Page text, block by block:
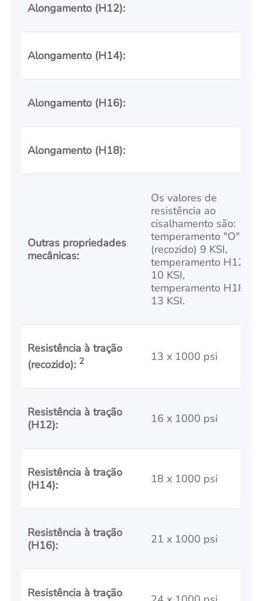
Alongamento (H12):
Alongamento (H14):
Alongamento (H16):
Alongamento (H18):
Outras propriedades
mecânicas:
Os valores de
resistência ao
cisalhamento são:
temperamento "O"
(recozido) 9 KSI,
temperamento H12
10 KSI,
temperamento H18
13 KSI.
Resistência à tração
(recozido): 2 13 x 1000 psi
Resistência à tração
(H12):
16 x 1000 psi
Resistência à tração
(H14):
18 x 1000 psi
Resistência à tração
(H16):
21 x 1000 psi
Resistência à tração